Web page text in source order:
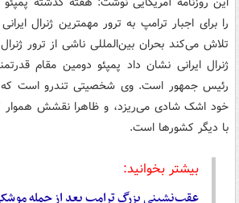
را برای اجبار ترامپ به ترور مهمترین ژنرال
تلاش می‌کند بحران بین‌المللی ناشی از ترور
ژنرال ایرانی نشان داد پمپئو دومین مقام
رئیس جمهور است. وی شخصیتی تندرو است
خود اشک شادی می‌ریزد، و ظاهرا نقشش هموار
با دیگر کشورها است.
بیشتر بخوانید:
عقب‌نشینی بزرگ ترامپ بعد از حمله